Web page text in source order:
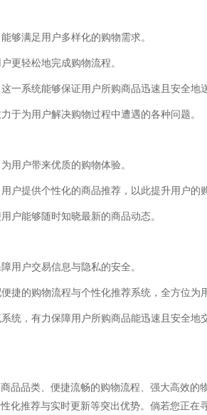
够满足用户多样化的购物需求。
更轻松地完成购物流程。
一系统能够保证用户所购商品迅速且安全地
于为用户解决购物过程中遭遇的各种问题。
用户带来优质的购物体验。
户提供个性化的商品推荐，以此提升用户的
户能够随时知晓最新的商品动态。
用户交易信息与隐私的安全。
捷的购物流程与个性化推荐系统，全方位为
统，有力保障用户所购商品能迅速且安全地
品品类、便捷流畅的购物流程、强大高效的
化推荐与实时更新等突出优势。倘若您正在